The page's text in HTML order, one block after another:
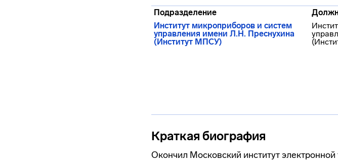
Подразделение
Институт микроприборов и систем
управления имени Л.Н. Преснухина
(Институт МПСУ)
Краткая биография
Окончил Московский институт